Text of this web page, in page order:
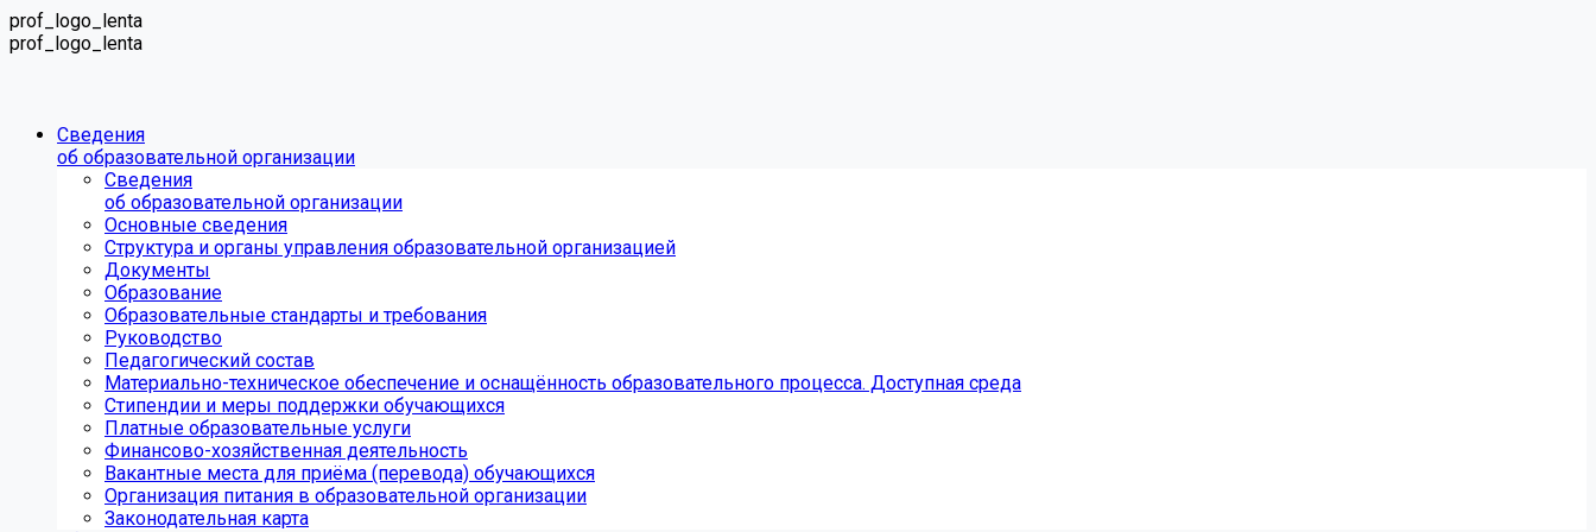
prof_logo_lenta
prof_logo_lenta
Сведения
об образовательной организации
Сведения
об образовательной организации
Основные сведения
Структура и органы управления образовательной организацией
Документы
Образование
Образовательные стандарты и требования
Руководство
Педагогический состав
Материально-техническое обеспечение и оснащённость образовательного процесса. Доступная среда
Стипендии и меры поддержки обучающихся
Платные образовательные услуги
Финансово-хозяйственная деятельность
Вакантные места для приёма (перевода) обучающихся
Организация питания в образовательной организации
Законодательная карта